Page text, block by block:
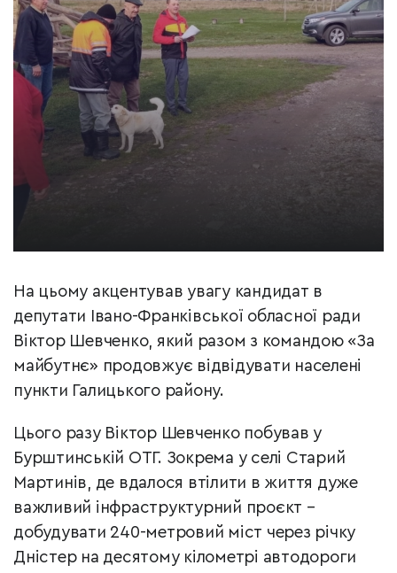
На цьому акцентував увагу кандидат в
депутати Івано-Франківської обласної ради
Віктор Шевченко, який разом з командою «За
майбутнє» продовжує відвідувати населені
пункти Галицького району.
Цього разу Віктор Шевченко побував у
Бурштинській ОТГ. Зокрема у селі Старий
Мартинів, де вдалося втілити в життя дуже
важливий інфраструктурний проєкт –
добудувати 240-метровий міст через річку
Дністер на десятому кілометрі автодороги